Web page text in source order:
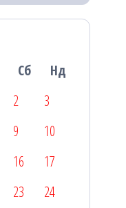
Сб
Нд
2
3
9
10
16
17
23
24